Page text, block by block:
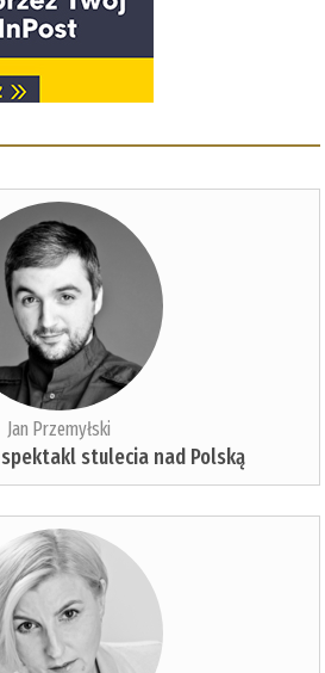
Jan Przemyłski
stulecia nad Polską